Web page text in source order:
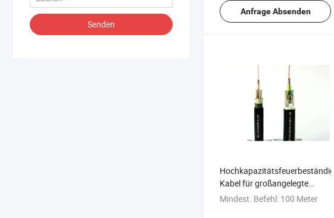
Senden
Anfrage Absenden
Hochkapazitätsfeuerbeständige
Kabel für großangelegte
Netzwerke
Mindest. Befehl: 100 Meter